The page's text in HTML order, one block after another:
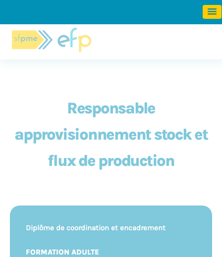
Responsable
approvisionnement stock et
flux de production
Diplôme de coordination et encadrement
FORMATION ADULTE